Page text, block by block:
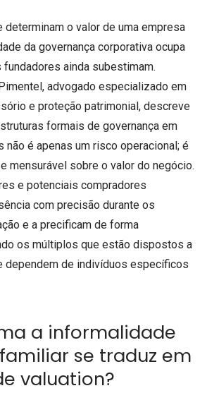
determinam o valor de uma empresa
da governança corporativa ocupa
fundadores ainda subestimam.
advogado especializado em
e proteção patrimonial, descreve
formais de governança em
é apenas um risco operacional; é
mensurável sobre o valor do negócio.
e potenciais compradores
com precisão durante os
e a precificam de forma
os múltiplos que estão dispostos a
dependem de indivíduos específicos
a informalidade
se traduz em
valuation?